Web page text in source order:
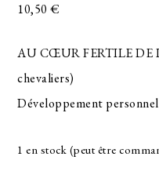
10,50€
AU CŒUR FERTILE DE
chevaliers)
Développement
1 en stock (peut être